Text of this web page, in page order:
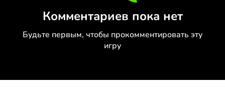
Комментариев пока нет
Будьте первым, чтобы прокомментировать эту
игру
Коментировать